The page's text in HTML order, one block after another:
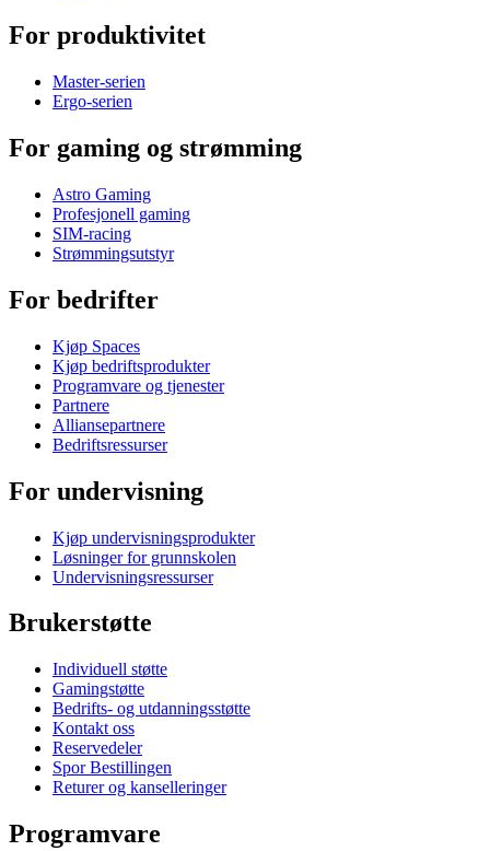
For produktivitet
Master-serien
Ergo-serien
For gaming og strømming
Astro Gaming
Profesjonell gaming
SIM-racing
Strømmingsutstyr
For bedrifter
Kjøp Spaces
Kjøp bedriftsprodukter
Programvare og tjenester
Partnere
Alliansepartnere
Bedriftsressurser
For undervisning
Kjøp undervisningsprodukter
Løsninger for grunnskolen
Undervisningsressurser
Brukerstøtte
Individuell støtte
Gamingstøtte
Bedrifts- og utdanningsstøtte
Kontakt oss
Reservedeler
Spor Bestillingen
Returer og kanselleringer
Programvare